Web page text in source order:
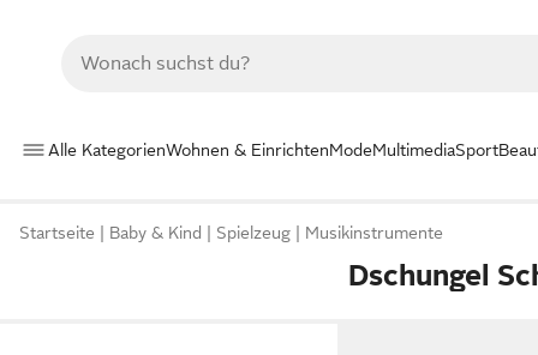
Alle KategorienWohnen & EinrichtenModeMultimediaSport
Startseite Baby & Kind Spielzeug Musikinstrumente
Dschungel